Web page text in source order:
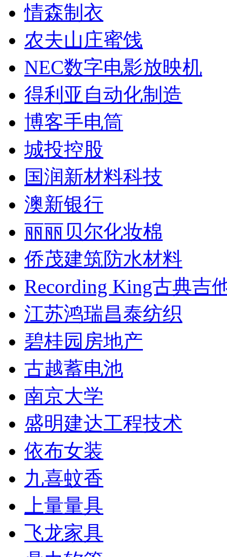
情森制衣
农夫山庄蜜饯
NEC数字电影放映机
得利亚自动化制造
博客手电筒
城投控股
国润新材料科技
澳新银行
丽丽贝尔化妆棉
侨茂建筑防水材料
Recording King古典吉
江苏鸿瑞昌泰纺织
碧桂园房地产
古越蓄电池
南京大学
盛明建达工程技术
依布女装
九喜蚊香
上量量具
飞龙家具